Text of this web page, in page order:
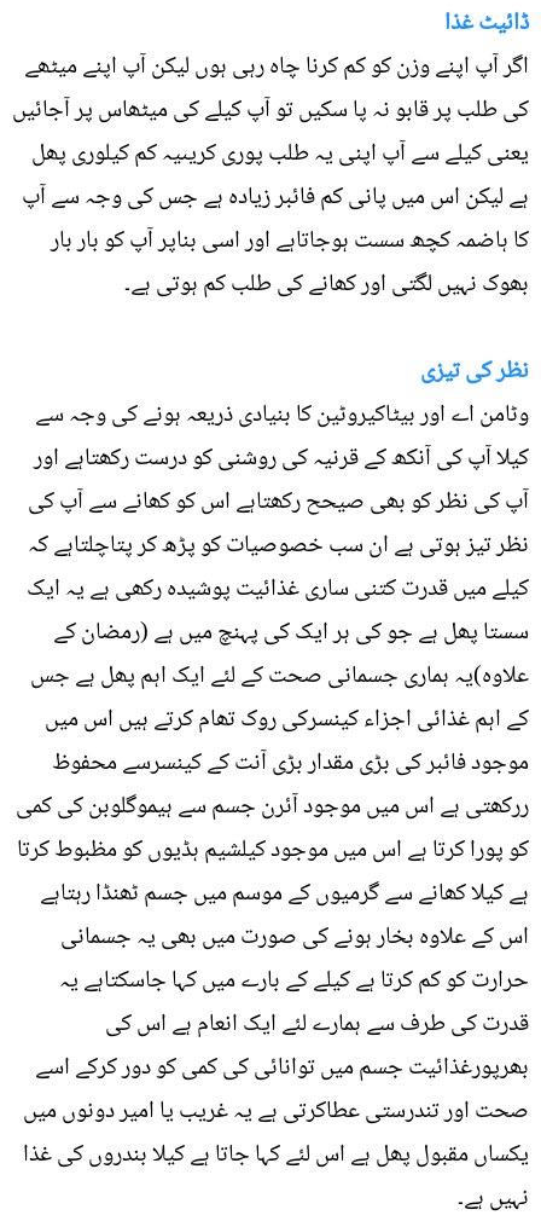
ڈائیٹ غذا
اگر آپ اپنے وزن کو کم کرنا چاہ رہی ہوں لیکن آپ اپنے میٹھے
کی طلب پر قابو نہ پا سکیں تو آپ کیلے کی میٹھاس پر آجائیں
یعنی کیلے سے آپ اپنی یہ طلب پوری کریںیہ کم کیلوری پھل
ہے لیکن اس میں پانی کم فائبر زیادہ ہے جس کی وجہ سے آپ
کا ہاضمہ کچھ سست ہوجاتاہے اور اسی بناپر آپ کو بار بار
بھوک نہیں لگتی اور کھانے کی طلب کم ہوتی ہے۔
نظر کی تیزی
وٹامن اے اور بیٹاکیروٹین کا بنیادی ذریعہ ہونے کی وجہ سے
کیلا آپ کی آنکھ کے قرنیہ کی روشنی کو درست رکھتاہے اور
آپ کی نظر کو بھی صیحح رکھتاہے اس کو کھانے سے آپ کی
نظر تیز ہوتی ہے ان سب خصوصیات کو پڑھ کر پتاچلتاہے کہ
کیلے میں قدرت کتنی ساری غذائیت پوشیدہ رکھی ہے یہ ایک
سستا پھل ہے جو کی ہر ایک کی پہنچ میں ہے (رمضان کے
علاوہ)یہ ہماری جسمانی صحت کے لئے ایک اہم پھل ہے جس
کے اہم غذائی اجزاء کینسرکی روک تھام کرتے ہیں اس میں
موجود فائبر کی بڑی مقدار بڑی آنت کے کینسرسے محفوظ
ررکھتی ہے اس میں موجود آئرن جسم سے ہیموگلوبن کی کمی
کو پورا کرتا ہے اس میں موجود کیلشیم ہڈیوں کو مظبوط کرتا
ہے کیلا کھانے سے گرمیوں کے موسم میں جسم ٹھنڈا رہتاہے
اس کے علاوہ بخار ہونے کی صورت میں بھی یہ جسمانی
حرارت کو کم کرتا ہے کیلے کے بارے میں کہا جاسکتاہے یہ
قدرت کی طرف سے ہمارے لئے ایک انعام ہے اس کی
بھرپورغذائیت جسم میں توانائی کی کمی کو دور کرکے اسے
صحت اور تندرستی عطاکرتی ہے یہ غریب یا امیر دونوں میں
یکساں مقبول پھل ہے اس لئے کہا جاتا ہے کیلا بندروں کی غذا
نہیں ہے۔